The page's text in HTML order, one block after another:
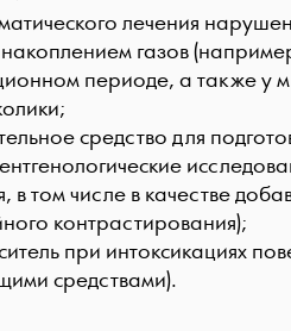
лечения
газов
периоде, а также у
средство для
в том числе в качестве
контрастирования);
при интоксикациях
средствами).